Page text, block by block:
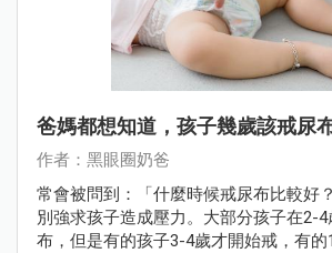
爸媽都想知道，孩子幾歲該戒尿
作者：黑眼圈奶爸
常會被問到：「什麼時候戒尿布比較好
別強求孩子造成壓力。大部分孩子在2-
布，但是有的孩子3-4歲才開始戒，有的